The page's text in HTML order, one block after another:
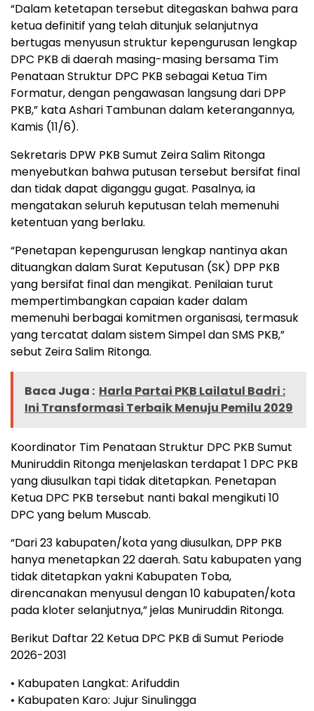
“Dalam ketetapan tersebut ditegaskan bahwa para
ketua definitif yang telah ditunjuk selanjutnya
bertugas menyusun struktur kepengurusan lengkap
DPC PKB di daerah masing-masing bersama Tim
Penataan Struktur DPC PKB sebagai Ketua Tim
Formatur, dengan pengawasan langsung dari DPP
PKB,” kata Ashari Tambunan dalam keterangannya,
Kamis (11/6).
Sekretaris DPW PKB Sumut Zeira Salim Ritonga
menyebutkan bahwa putusan tersebut bersifat final
dan tidak dapat diganggu gugat. Pasalnya, ia
mengatakan seluruh keputusan telah memenuhi
ketentuan yang berlaku.
“Penetapan kepengurusan lengkap nantinya akan
dituangkan dalam Surat Keputusan (SK) DPP PKB
yang bersifat final dan mengikat. Penilaian turut
mempertimbangkan capaian kader dalam
memenuhi berbagai komitmen organisasi, termasuk
yang tercatat dalam sistem Simpel dan SMS PKB,”
sebut Zeira Salim Ritonga.
Baca Juga : Harla Partai PKB Lailatul Badri :
Ini Transformasi Terbaik Menuju Pemilu 2029
Koordinator Tim Penataan Struktur DPC PKB Sumut
Muniruddin Ritonga menjelaskan terdapat 1 DPC PKB
yang diusulkan tapi tidak ditetapkan. Penetapan
Ketua DPC PKB tersebut nanti bakal mengikuti 10
DPC yang belum Muscab.
“Dari 23 kabupaten/kota yang diusulkan, DPP PKB
hanya menetapkan 22 daerah. Satu kabupaten yang
tidak ditetapkan yakni Kabupaten Toba,
direncanakan menyusul dengan 10 kabupaten/kota
pada kloter selanjutnya,” jelas Muniruddin Ritonga.
Berikut Daftar 22 Ketua DPC PKB di Sumut Periode
2026-2031
• Kabupaten Langkat: Arifuddin
• Kabupaten Karo: Jujur Sinulingga